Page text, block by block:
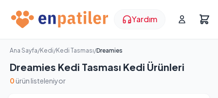
Yardım
Ana Sayfa/Kedi/Kedi Tasması/Dreamies
Dreamies Kedi Tasması Kedi Ürünleri
0 ürün listeleniyor